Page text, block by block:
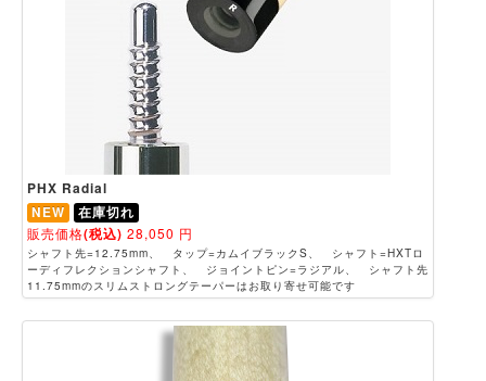
PHX Radial
NEW
在庫切れ
販売価格(税込) 28,050 円
シャフト先=12.75mm、 タップ=カムイブラックS、 シャフト=HXTロ
ーディフレクションシャフト、 ジョイントピン=ラジアル、 シャフト先
11.75mmのスリムストロングテーパーはお取り寄せ可能です